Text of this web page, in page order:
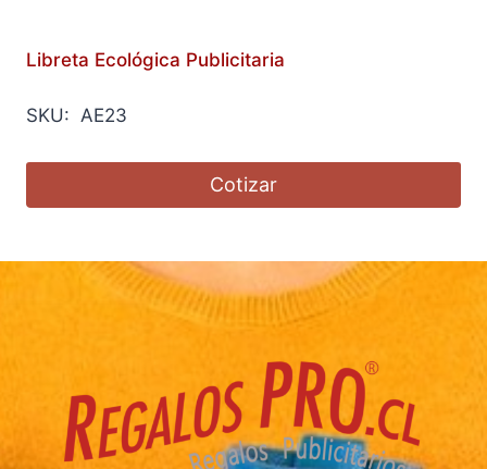
Libreta Ecológica Publicitaria
SKU: AE23
Cotizar